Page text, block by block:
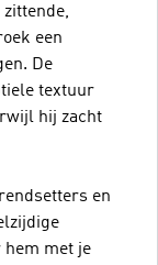
een
De
textuur
hij zacht
en
hem met je